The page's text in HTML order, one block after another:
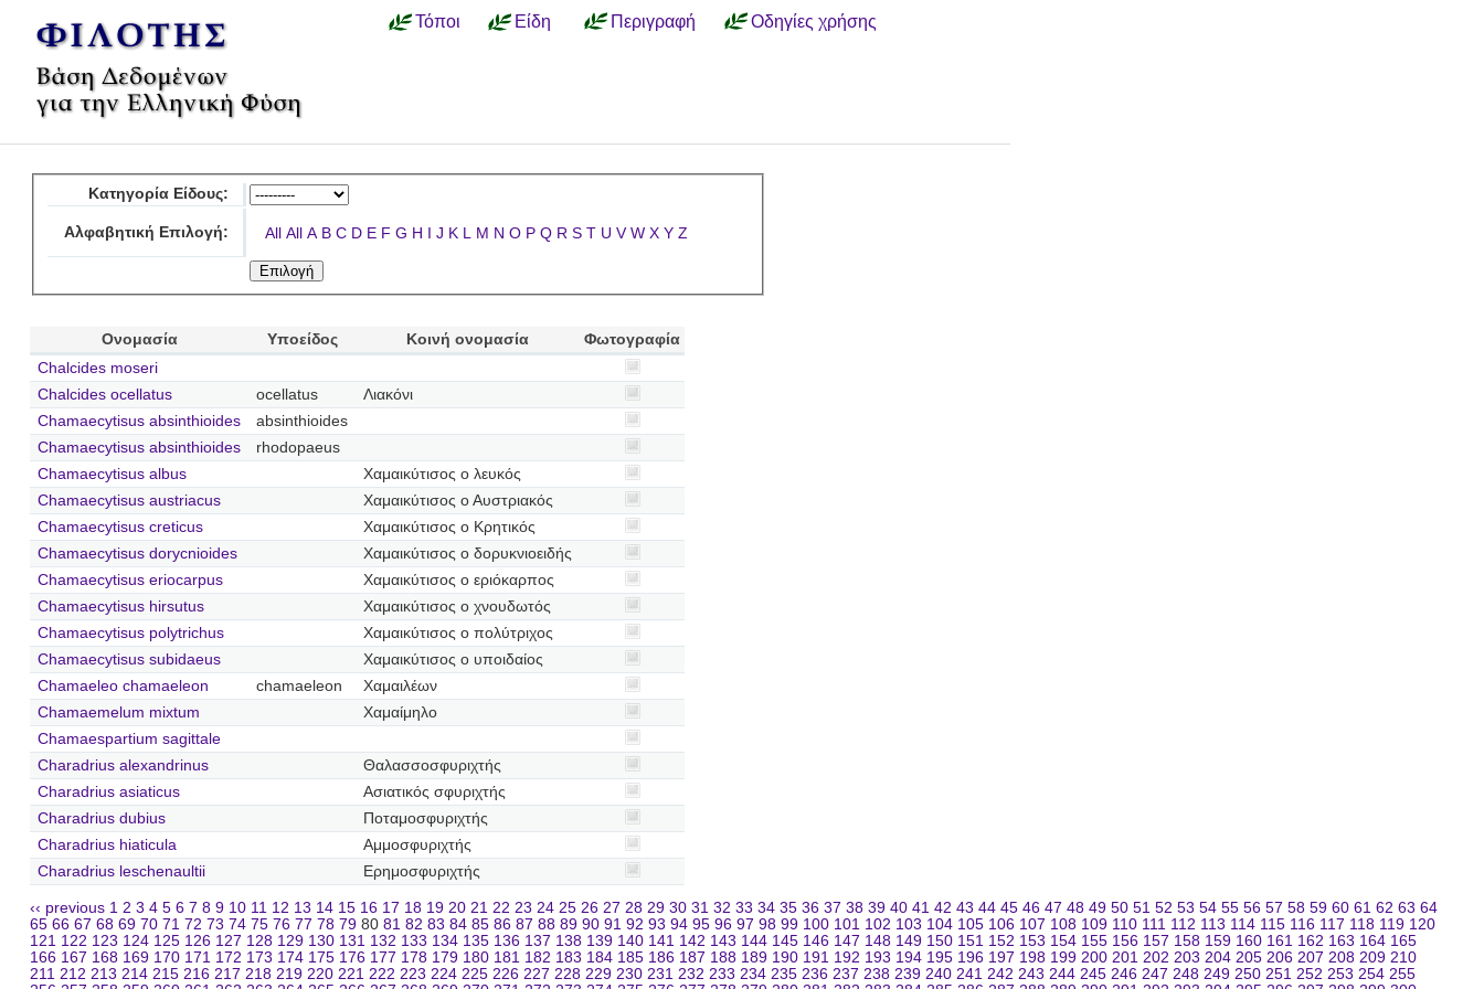
Τόποι Είδη Περιγραφή Οδηγίες χρήσης
Κατηγορία Είδους:
Αλφαβητική Επιλογή: All All A B C D E F G H I J K L M N O P Q R S T U V W X Y Z
Ονομασία Υποείδος Κοινή ονομασία
Φωτογραφία
Chalcides moseri
Chalcides ocellatus
ocellatus
Λιακόνι
Chamaecytisus absinthioides
absinthioides
Chamaecytisus absinthioides
rhodopaeus
Chamaecytisus albus
Χαμαικύτισος ο λευκός
Chamaecytisus austriacus
Χαμαικύτισος ο Αυστριακός
Chamaecytisus creticus
Χαμαικύτισος ο Κρητικός
Chamaecytisus dorycnioides
Χαμαικύτισος ο δορυκνιοειδής
Chamaecytisus eriocarpus
Χαμαικύτισος ο εριόκαρπος
Chamaecytisus hirsutus
Χαμαικύτισος ο χνουδωτός
Chamaecytisus polytrichus
Χαμαικύτισος ο πολύτριχος
Chamaecytisus subidaeus
Χαμαικύτισος ο υποιδαίος
Chamaeleo chamaeleon
chamaeleon
Χαμαιλέων
Chamaemelum mixtum
Χαμαίμηλο
Chamaespartium sagittale
Charadrius alexandrinus
Θαλασσοσφυριχτής
Charadrius asiaticus
Ασιατικός σφυριχτής
Charadrius dubius
Ποταμοσφυριχτής
Charadrius hiaticula
Αμμοσφυριχτής
Charadrius leschenaultii
Ερημοσφυριχτής
‹‹ previous 1 2 3 4 5 6 7 8 9 10 11 12 13 14 15 16 17 18 19 20 21 22 23 24 25 26 27 28 29 30 31 32 33 34 35 36 37 38 39 40 41 42 43 44 45 46 47 48 49 50 51 52 53 54 55 56 57 58 59 60 61 62 63 64
65 66 67 68 69 70 71 72 73 74 75 76 77 78 79 80 81 82 83 84 85 86 87 88 89 90 91 92 93 94 95 96 97 98 99 100 101 102 103 104 105 106 107 108 109 110 111 112 113 114 115 116 117 118 119 120
121 122 123 124 125 126 127 128 129 130 131 132 133 134 135 136 137 138 139 140 141 142 143 144 145 146 147 148 149 150 151 152 153 154 155 156 157 158 159 160 161 162 163 164 165
166 167 168 169 170 171 172 173 174 175 176 177 178 179 180 181 182 183 184 185 186 187 188 189 190 191 192 193 194 195 196 197 198 199 200 201 202 203 204 205 206 207 208 209 210
211 212 213 214 215 216 217 218 219 220 221 222 223 224 225 226 227 228 229 230 231 232 233 234 235 236 237 238 239 240 241 242 243 244 245 246 247 248 249 250 251 252 253 254 255